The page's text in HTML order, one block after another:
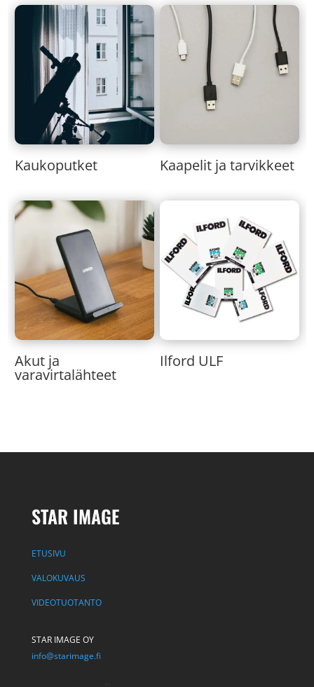
Kaukoputket Kaapelit ja tarvikkeet
Akut ja
varavirtalähteet
Ilford ULF
STAR IMAGE
ETUSIVU
VALOKUVAUS
VIDEOTUOTANTO
STAR IMAGE OY
info@starimage.fi